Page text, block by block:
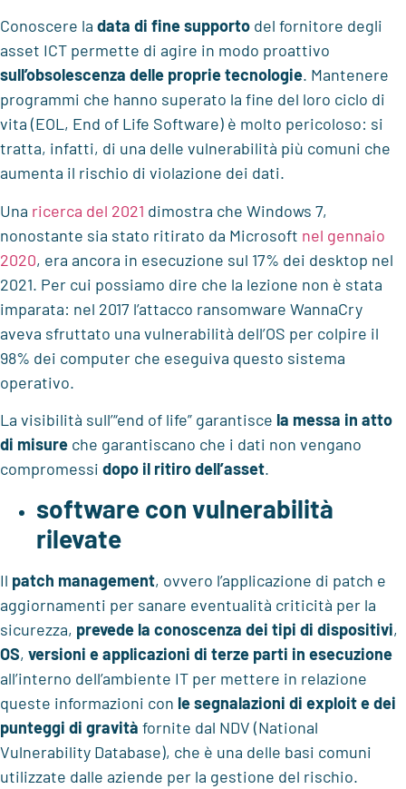
Conoscere la data di fine supporto del fornitore degli
asset ICT permette di agire in modo proattivo
sull’obsolescenza delle proprie tecnologie. Mantenere
programmi che hanno superato la fine del loro ciclo di
vita (EOL, End of Life Software) è molto pericoloso: si
tratta, infatti, di una delle vulnerabilità più comuni che
aumenta il rischio di violazione dei dati.
Una ricerca del 2021 dimostra che Windows 7,
nonostante sia stato ritirato da Microsoft nel gennaio
2020, era ancora in esecuzione sul 17% dei desktop nel
2021. Per cui possiamo dire che la lezione non è stata
imparata: nel 2017 l’attacco ransomware WannaCry
aveva sfruttato una vulnerabilità dell’OS per colpire il
98% dei computer che eseguiva questo sistema
operativo.
La visibilità sull’“end of life” garantisce la messa in atto
di misure che garantiscano che i dati non vengano
compromessi dopo il ritiro dell’asset.
software con vulnerabilità
rilevate
Il patch management, ovvero l’applicazione di patch e
aggiornamenti per sanare eventualità criticità per la
sicurezza, prevede la conoscenza dei tipi di dispositivi,
OS, versioni eapplicazioni di terze parti in esecuzione
all’interno dell’ambiente IT per mettere in relazione
queste informazioni con le segnalazioni di exploit e dei
punteggi di gravità fornite dal NDV (National
Vulnerability Database), che è una delle basi comuni
utilizzate dalle aziende per la gestione del rischio.